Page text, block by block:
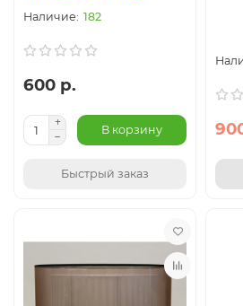
182
600 р.
В корзину
Быстрый заказ